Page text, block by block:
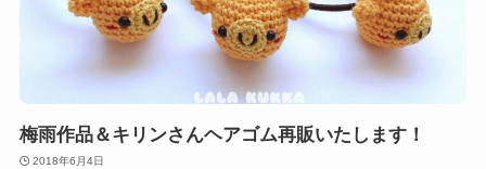
梅雨作品＆キリンさんヘアゴム再販いたします！
2018年6月4日